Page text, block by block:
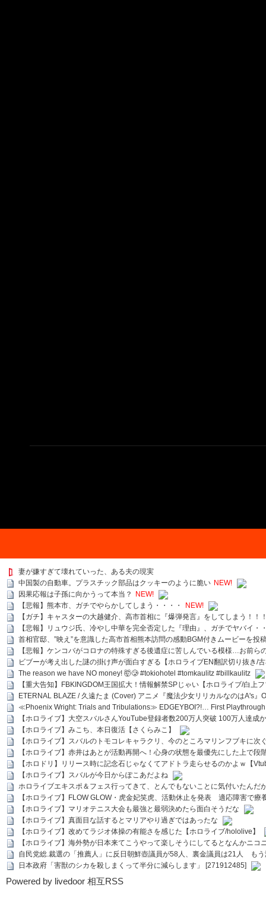
妻が嫌すぎて壊れていった、ある夫の現実
中国製の自動車。プラスチック部品はクッキーのように脆い NEW!
因果応報は子孫に向かうって本当？
NEW!
【悲報】熊本市、ガチでやらかしてしまう・・・・
NEW!
【ガチ】キャスターの大越健介、高市首相に『爆弾発言』をしてしまう！！
【悲報】リュウジ氏、冷やし中華を完全否定した『理由』、ガチでヤバイ・
首相官邸、”映え”を意識した高市首相熊本訪問の感動BGM付きムービーを投
【悲報】ケンコバがコロナの特殊すぎる後遺症に苦しんでいる模様…お前ら
ビブーが考え出した謎の掛け声が面白すぎる【ホロライブEN翻訳切り抜き/
The reason we have NO money! 🤯🥲 #tokiohotel #tomkaulitz #billkaulitz
【重大告知】FBKINGDOM王国拡大！情報解禁SPじゃい【ホロライブ/白上
ETERNAL BLAZE / 久遠たま (Cover) アニメ『魔法少女リリカルなのはA's』
≪Phoenix Wright: Trials and Tribulations≫ EDGEYBOI?!… First
【ホロライブ】大空スバルさんYouTube登録者数200万人突破 100万人達成
【ホロライブ】みこち、本日復活【さくらみこ】
【ホロライブ】スバルのトモコレキャラクリ、今のところマリンフブキに
【ホロライブ】赤井はあとが活動再開へ！心身の状態を最優先にした上で段
【ホロドリ】リリース時に記念石じゃなくてアドトラ走らせるのかよｗ【
【ホロライブ】スバルが今日からぽこあだよね
ホロライブエキスポ＆フェス行ってきて、とんでもないことに気付いたんだ
【ホロライブ】FLOW GLOW・虎金妃笑虎、活動休止を発表 適応障害で療
【ホロライブ】マリオテニス大会も最強と最弱決めたら面白そうだな
【ホロライブ】真面目な話するとマリアやり過ぎではあったな
【ホロライブ】改めてラジオ体操の有能さを感じた【ホロライブ/hololive】
【ホロライブ】海外勢が日本来てこうやって楽しそうにしてるとなんかニコ
自民党総.裁選の「推薦人」に反日朝鮮壺議員が58人、裏金議員は21人 も
日本政府「害獣のシカを殺しまくって半分に減らします」 [271912485]
Powered by livedoor 相互RSS